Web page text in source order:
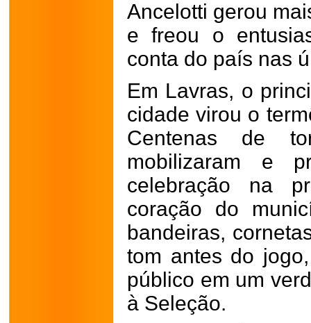
Ancelotti gerou
e freou o
conta do país nas
Em Lavras, o
cidade virou o
Centenas de
mobilizaram e
celebração na
coração do
bandeiras,
tom antes do
público em um
à Seleção.